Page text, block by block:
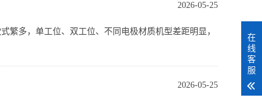
2026-05-25
繁多，单工位、双工位、不同电极材质机型差距明显，
2026-05-25
在
线
客
服